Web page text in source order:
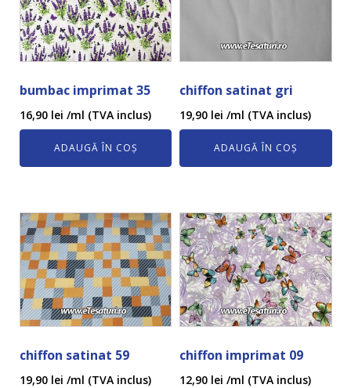
bumbac imprimat 35
16,90 lei /ml (TVA inclus)
ADAUGĂ ÎN COȘ
chiffon satinat gri
19,90 lei /ml (TVA inclus)
ADAUGĂ ÎN COȘ
chiffon satinat 59
19,90 lei /ml (TVA inclus)
chiffon imprimat 09
12,90 lei /ml (TVA inclus)